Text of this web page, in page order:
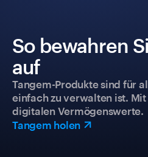
So bewahren
auf
Tangem-Produkte sind für
einfach zu verwalten ist.
digitalen Vermögenswerte.
Tangem holen